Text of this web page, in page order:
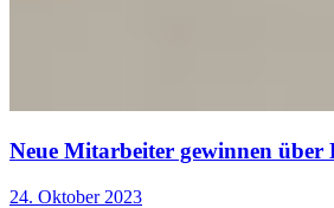
Neue Mitarbeiter gewinnen über
24. Oktober 2023